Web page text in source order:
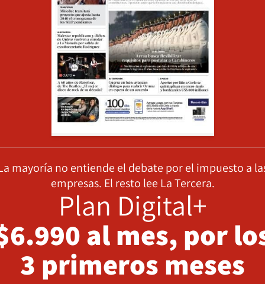
mayoría no entiende el debate por el impuesto a
empresas. El resto lee La Tercera.
Plan Digital+
al mes, por
3 primeros meses